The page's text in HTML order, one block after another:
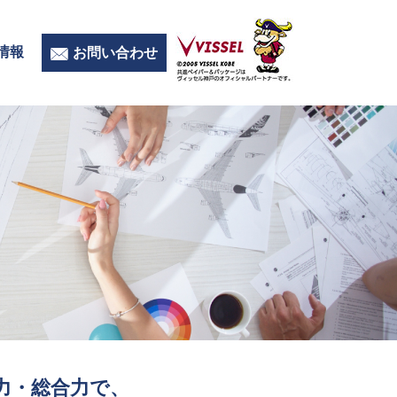
報 お問い合わせ
総合力で、